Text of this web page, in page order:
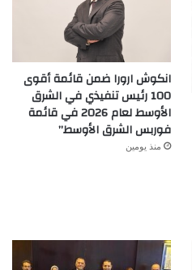
انكوش ارورا ضمن قائمة أقوى
100 رئيس تنفيذي في الشرق
الأوسط لعام 2026 في قائمة
فوربس الشرق الأوسط”
منذ يومين